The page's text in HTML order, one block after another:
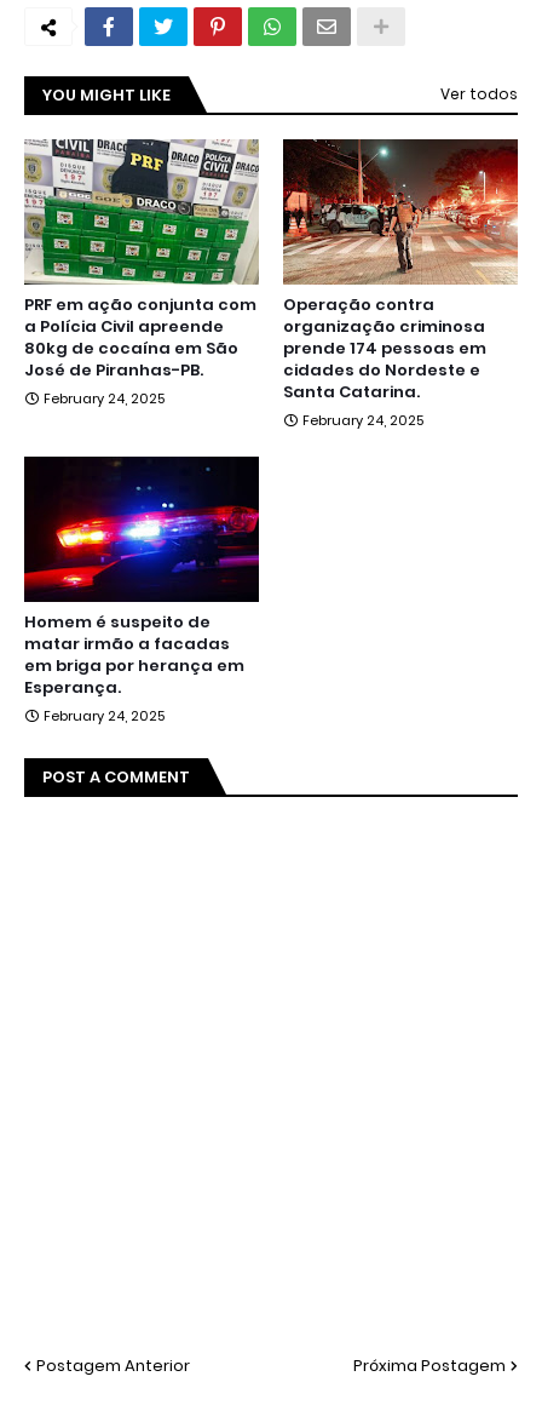
YOU MIGHT LIKE Ver todos
PRF em ação conjunta com
a Polícia Civil apreende
80kg de cocaína em São
José de Piranhas-PB.
February 24, 2025
Operação contra
organização criminosa
prende 174 pessoas em
cidades do Nordeste e
Santa Catarina.
February 24, 2025
Homem é suspeito de
matar irmão a facadas
em briga por herança em
Esperança.
February 24, 2025
POST A COMMENT
Postagem Anterior Próxima Postagem